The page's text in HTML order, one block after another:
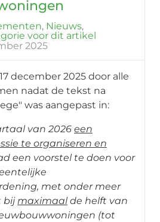
Nieuws
voor dit artikel
2025
december 2025 door alle
nadat de tekst na
was aangepast in:
van 2026 een
te organiseren en
een voorstel te doen voor
met onder meer
bijmaximaalde helft van
(tot